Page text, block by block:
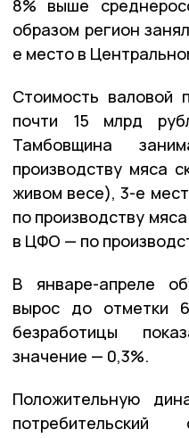
8% выше
образом регион
е место в
Стоимость валовой
почти 15 млрд
Тамбовщина
производству мяса
живом весе), 3-е
по производству
в ЦФО — по
В январе-апреле
вырос до отметки
безработицы
значение — 0,3%.
Положительную